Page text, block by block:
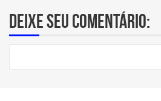
Deixe seu comentário: